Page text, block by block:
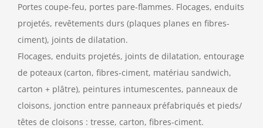
Portes coupe-feu, portes pare-flammes. Flocages, enduits
projetés, revêtements durs (plaques planes en fibres-
ciment), joints de dilatation.
Flocages, enduits projetés, joints de dilatation, entourage
de poteaux (carton, fibres-ciment, matériau sandwich,
carton + plâtre), peintures intumescentes, panneaux de
cloisons, jonction entre panneaux préfabriqués et pieds/
têtes de cloisons : tresse, carton, fibres-ciment.